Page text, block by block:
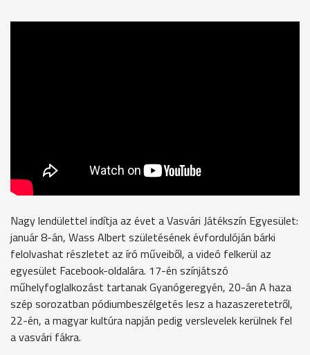
Nagy lendülettel indítja az évet a Vasvári Játékszín Egyesület:
január 8-án, Wass Albert születésének évfordulóján bárki
felolvashat részletet az író műveiből, a videó felkerül az
egyesület Facebook-oldalára. 17-én színjátszó
műhelyfoglalkozást tartanak Gyanógeregyén, 20-án A haza
szép sorozatban pódiumbeszélgetés lesz a hazaszeretetről,
22-én, a magyar kultúra napján pedig verslevelek kerülnek fel
a vasvári fákra.